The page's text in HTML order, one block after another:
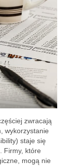
zwracają
wykorzystanie
staje się
Firmy, które
mogą nie